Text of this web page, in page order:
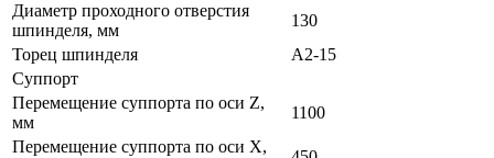
Диаметр проходного отверстия
шпинделя, мм
130
Торец шпинделя
А2-15
Суппорт
Перемещение суппорта по оси Z,
мм
1100
Перемещение суппорта по оси Х,